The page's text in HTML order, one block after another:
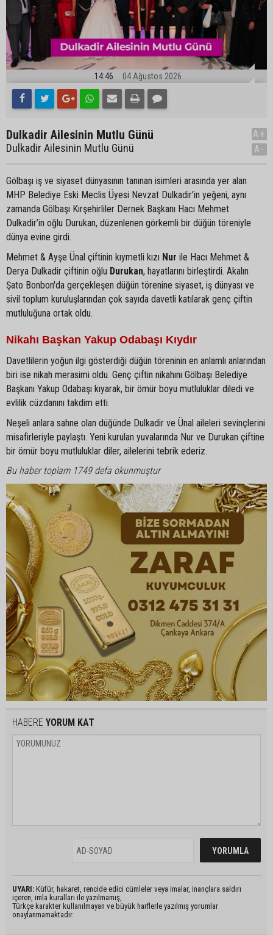
14:46 04 Ağustos 2026
Dulkadir Ailesinin Mutlu Günü
Dulkadir Ailesinin Mutlu Günü
A+
A-
Gölbaşı iş ve siyaset dünyasının tanınan isimleri arasında yer alan
MHP Belediye Eski Meclis Üyesi Nevzat Dulkadir’in yeğeni, aynı
zamanda Gölbaşı Kırşehirliler Dernek Başkanı Hacı Mehmet
Dulkadir’in oğlu Durukan, düzenlenen görkemli bir düğün töreniyle
dünya evine girdi.
Mehmet & Ayşe Ünal çiftinin kıymetli kızı Nur ile Hacı Mehmet &
Derya Dulkadir çiftinin oğlu Durukan, hayatlarını birleştirdi. Akalın
Şato Bonbon'da gerçekleşen düğün törenine siyaset, iş dünyası ve
sivil toplum kuruluşlarından çok sayıda davetli katılarak genç çiftin
mutluluğuna ortak oldu.
Nikahı Başkan Yakup Odabaşı Kıydır
Davetlilerin yoğun ilgi gösterdiği düğün töreninin en anlamlı anlarından
biri ise nikah merasimi oldu. Genç çiftin nikahını Gölbaşı Belediye
Başkanı Yakup Odabaşı kıyarak, bir ömür boyu mutluluklar diledi ve
evlilik cüzdanını takdim etti.
Neşeli anlara sahne olan düğünde Dulkadir ve Ünal aileleri sevinçlerini
misafirleriyle paylaştı. Yeni kurulan yuvalarında Nur ve Durukan çiftine
bir ömür boyu mutluluklar diler, ailelerini tebrik ederiz.
Bu haber toplam 1749 defa okunmuştur
HABERE YORUM KAT
UYARI: Küfür, hakaret, rencide edici cümleler veya imalar, inançlara saldırı
içeren, imla kuralları ile yazılmamış,
Türkçe karakter kullanılmayan ve büyük harflerle yazılmış yorumlar
onaylanmamaktadır.